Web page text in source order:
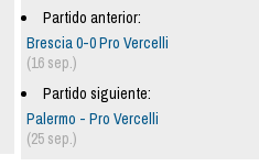
Partido anterior:
Brescia 0-0 Pro Vercelli
(16 sep.)
Partido siguiente:
Palermo - Pro Vercelli
(25 sep.)